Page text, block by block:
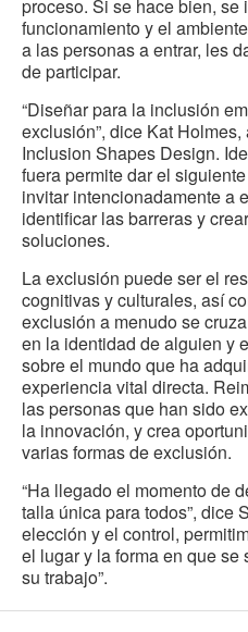
proceso. Si se hace bien, se
funcionamiento y el
a las personas a entrar, les
de participar.
“Diseñar para la inclusión
exclusión”, dice Kat
Inclusion Shapes Design.
fuera permite dar el
invitar intencionadamente a
identificar las barreras y
soluciones.
La exclusión puede ser el
cognitivas y culturales, así
exclusión a menudo se
en la identidad de alguien y
sobre el mundo que ha
experiencia vital directa.
las personas que han sido
la innovación, y crea
varias formas de exclusión.
“Ha llegado el momento de
talla única para todos”, dice
elección y el control,
el lugar y la forma en que
su trabajo”.